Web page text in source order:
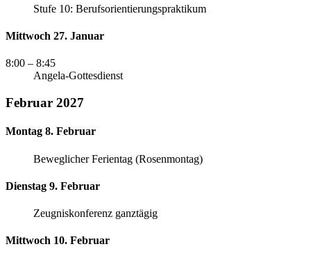
Stufe 10: Berufsorientierungspraktikum
Mittwoch 27. Januar
8:00 – 8:45
Angela-Gottesdienst
Februar 2027
Montag 8. Februar
Beweglicher Ferientag (Rosenmontag)
Dienstag 9. Februar
Zeugniskonferenz ganztägig
Mittwoch 10. Februar